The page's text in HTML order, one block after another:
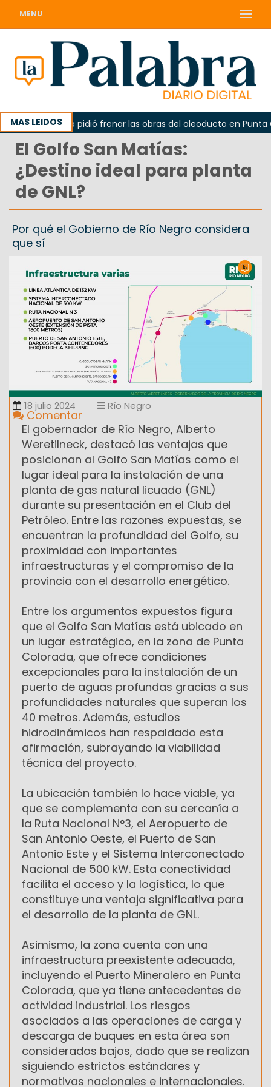
MENU
MAS LEIDOS
La Unesco pidió frenar las obras del oleoducto en Punta
El Golfo San Matías:
¿Destino ideal para planta
de GNL?
Por qué el Gobierno de Río Negro considera
que sí
18 julio 2024 Río Negro
Comentar
El gobernador de Río Negro, Alberto
Weretilneck, destacó las ventajas que
posicionan al Golfo San Matías como el
lugar ideal para la instalación de una
planta de gas natural licuado (GNL)
durante su presentación en el Club del
Petróleo. Entre las razones expuestas, se
encuentran la profundidad del Golfo, su
proximidad con importantes
infraestructuras y el compromiso de la
provincia con el desarrollo energético.
Entre los argumentos expuestos figura
que el Golfo San Matías está ubicado en
un lugar estratégico, en la zona de Punta
Colorada, que ofrece condiciones
excepcionales para la instalación de un
puerto de aguas profundas gracias a sus
profundidades naturales que superan los
40 metros. Además, estudios
hidrodinámicos han respaldado esta
afirmación, subrayando la viabilidad
técnica del proyecto.
La ubicación también lo hace viable, ya
que se complementa con su cercanía a
la Ruta Nacional N°3, el Aeropuerto de
San Antonio Oeste, el Puerto de San
Antonio Este y el Sistema Interconectado
Nacional de 500 kW. Esta conectividad
facilita el acceso y la logística, lo que
constituye una ventaja significativa para
el desarrollo de la planta de GNL.
Asimismo, la zona cuenta con una
infraestructura preexistente adecuada,
incluyendo el Puerto Mineralero en Punta
Colorada, que ya tiene antecedentes de
actividad industrial. Los riesgos
asociados a las operaciones de carga y
descarga de buques en esta área son
considerados bajos, dado que se realizan
siguiendo estrictos estándares y
normativas nacionales e internacionales.